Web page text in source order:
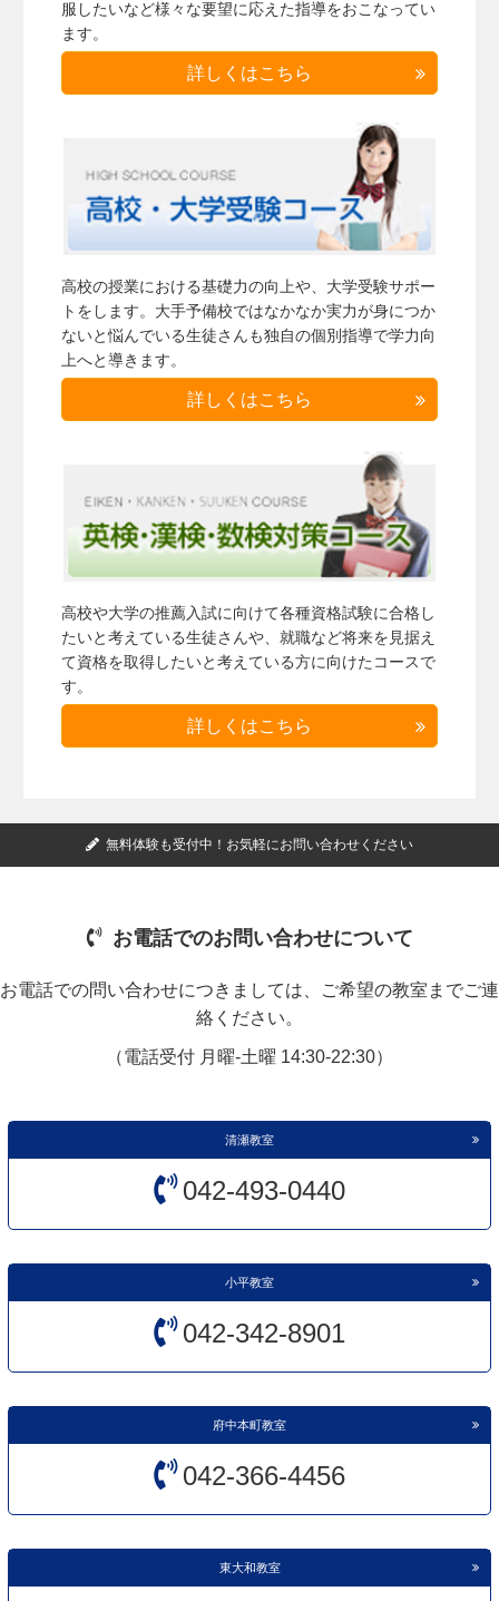
服したいなど様々な要望に応えた指導をおこなってい
ます。
詳しくはこちら
高校の授業における基礎力の向上や、大学受験サポー
トをします。大手予備校ではなかなか実力が身につか
ないと悩んでいる生徒さんも独自の個別指導で学力向
上へと導きます。
詳しくはこちら
高校や大学の推薦入試に向けて各種資格試験に合格し
たいと考えている生徒さんや、就職など将来を見据え
て資格を取得したいと考えている方に向けたコースで
す。
詳しくはこちら
無料体験も受付中！お気軽にお問い合わせください
お電話でのお問い合わせについて
お電話での問い合わせにつきましては、ご希望の教室までご連
絡ください。
（電話受付 月曜-土曜 14:30-22:30）
清瀬教室
042-493-0440
小平教室
042-342-8901
府中本町教室
042-366-4456
東大和教室